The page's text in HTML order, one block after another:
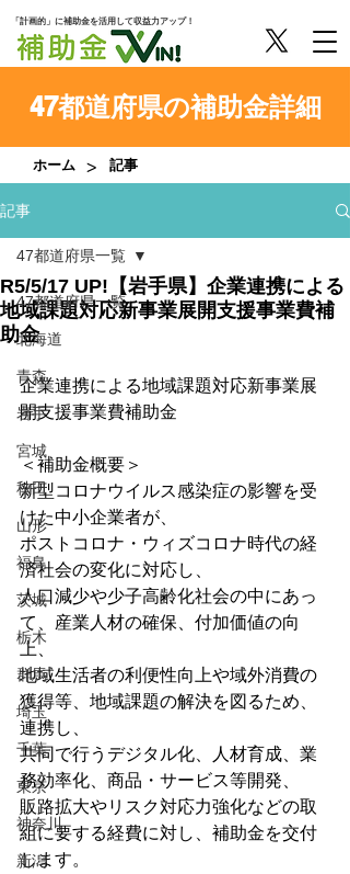
「計画的」に補助金を活用して収益力アップ！
47都道府県の補助金詳細
ホーム > 記事
記事
47都道府県一覧
北海道
青森
岩手
宮城
秋田
山形
福島
茨城
栃木
群馬
埼玉
千葉
東京
神奈川
新潟
47都道府県一覧
R5/5/17 UP!【岩手県】企業連携による
地域課題対応新事業展開支援事業費補
助金
企業連携による地域課題対応新事業展
開支援事業費補助金
＜補助金概要＞
新型コロナウイルス感染症の影響を受
けた中小企業者が、
ポストコロナ・ウィズコロナ時代の経
済社会の変化に対応し、
人口減少や少子高齢化社会の中にあっ
て、産業人材の確保、付加価値の向
上、
地域生活者の利便性向上や域外消費の
獲得等、地域課題の解決を図るため、
連携し、
共同で行うデジタル化、人材育成、業
務効率化、商品・サービス等開発、
販路拡大やリスク対応力強化などの取
組に要する経費に対し、補助金を交付
します。